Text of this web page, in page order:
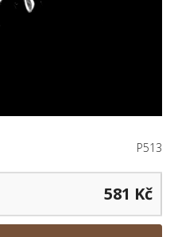
P513
581 Kč